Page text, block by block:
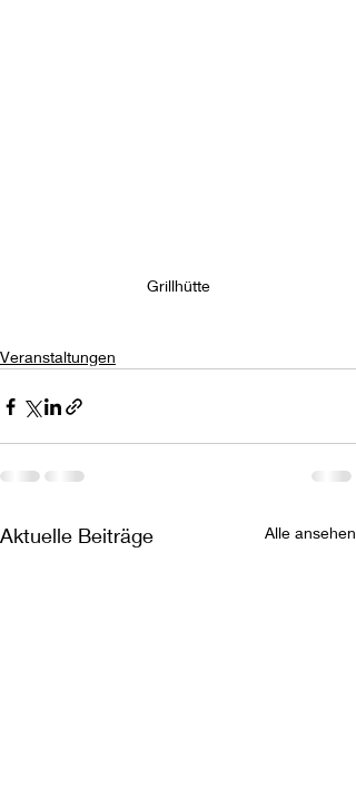
Grillhütte
Veranstaltungen
Aktuelle Beiträge Alle ansehen